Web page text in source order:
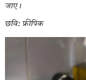
जाए।
छवि: फ्रीपिक